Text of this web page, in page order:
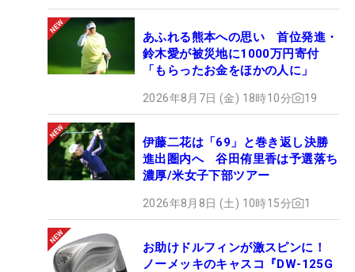
あふれる熊本への思い 首位発進・
鈴木愛が被災地に1000万円寄付
「もらったお金をほかの人に」
2026年8月7日 (金) 18時10分 19
伊藤二花は「69」と巻き返し決勝
進出圏内へ 谷田侑里香は予選落ち
濃厚/米女子下部ツアー
2026年8月8日 (土) 10時15分 1
お助けドルフィンが激スピンに！
ノーメッキのキャスコ『DW-125G